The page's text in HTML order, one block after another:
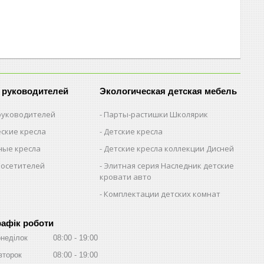
кресла
кресла
Экологическая детская мебель
Парты-растишки Школярик
Детские кресла
Детские кресла коллекции Дисней
Элитная серия Наследник детские
кровати авто
Комплектации детских комнат
роботи
08:00
19:00
08:00 19:00